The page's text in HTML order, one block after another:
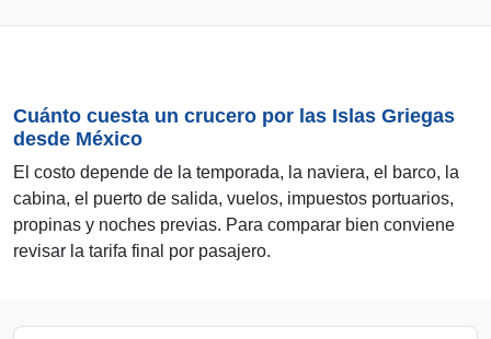
Cuánto cuesta un crucero por las Islas Griegas
desde México
El costo depende de la temporada, la naviera, el barco, la
cabina, el puerto de salida, vuelos, impuestos portuarios,
propinas y noches previas. Para comparar bien conviene
revisar la tarifa final por pasajero.